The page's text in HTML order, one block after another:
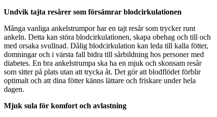
Undvik tajta resårer som försämrar blodcirkulationen
Många vanliga ankelstrumpor har en tajt resår som trycker runt
ankeln. Detta kan störa blodcirkulationen, skapa obehag och till och
med orsaka svullnad. Dålig blodcirkulation kan leda till kalla fötter,
domningar och i värsta fall bidra till sårbildning hos personer med
diabetes. En bra ankelstrumpa ska ha en mjuk och skonsam resår
som sitter på plats utan att trycka åt. Det gör att blodflödet förblir
optimalt och att dina fötter känns lättare och friskare under hela
dagen.
Mjuk sula för komfort och avlastning